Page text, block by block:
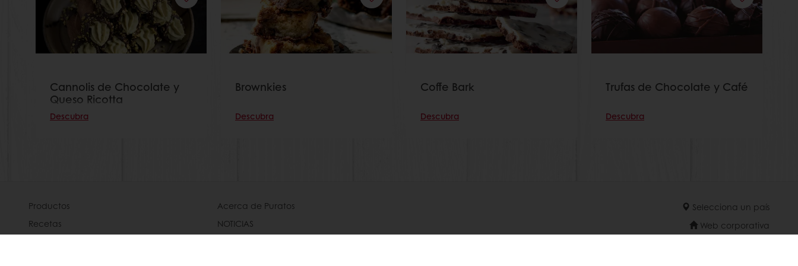
Cannolis de Chocolate y
Queso Ricotta
Descubra
Brownkies
Descubra
Coffe Bark
Descubra
Trufas de Chocolate y Café
Descubra
Productos
Recetas
Acerca de Puratos
NOTICIAS
Selecciona un país
Web corporativa